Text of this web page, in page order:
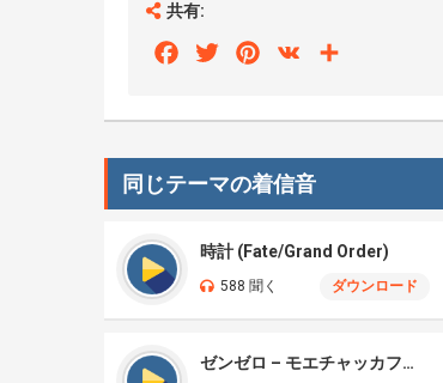
共有:
FacebookTwitterPinterest
VK
同じテーマの着信音
時計 (Fate/Grand Order)
588 聞く ダウンロード
ゼンゼロ – モエチャッカファイア – エレンジョー (cover)